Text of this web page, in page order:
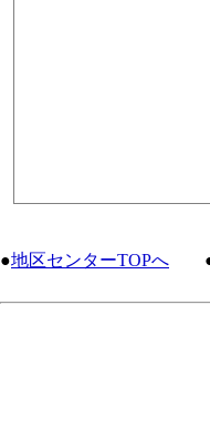
●地区センターTOPへ